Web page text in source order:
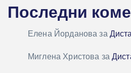
Последни
Елена Йордановаза
Миглена Христова за